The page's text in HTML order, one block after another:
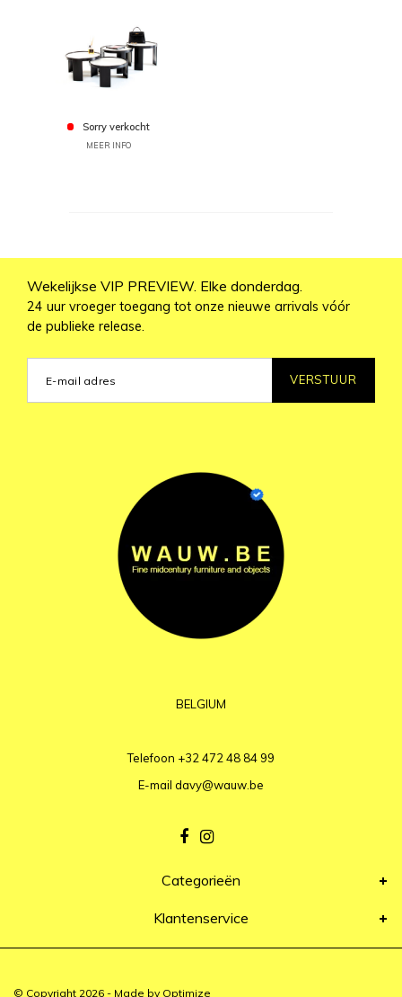
Sorry verkocht
MEER INFO
Wekelijkse VIP PREVIEW. Elke donderdag.
24 uur vroeger toegang tot onze nieuwe arrivals vóór
de publieke release.
VERSTUUR
BELGIUM
Telefoon +32 472 48 84 99
E-mail davy@wauw.be
Categorieën
Klantenservice
© Copyright 2026 - Made by Optimize